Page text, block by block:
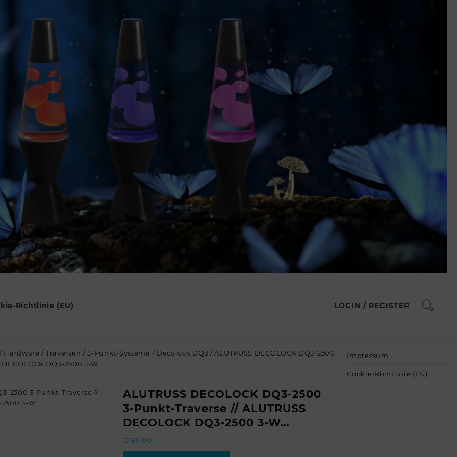
Richtlinie (EU) LOGIN / REGISTER
/ Hardware / Traversen /3-Punkt-Systeme / Decolock DQ3 / ALUTRUSS DECOLOCK DQ3-2500
DQ3-2500 3-W…
ALUTRUSS DECOLOCK DQ3-2500
3-Punkt-Traverse // ALUTRUSS
DECOLOCK DQ3-2500 3-W…
€189,00
Impressum
Cookie-Richtlinie (EU)